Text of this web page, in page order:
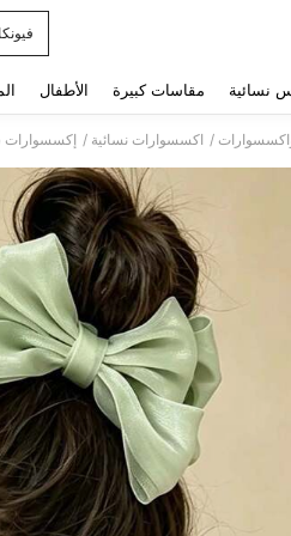
نسائية مقاسات كبيرة الأطفال
/ اكسسوارات نسائية / إكسسوارات